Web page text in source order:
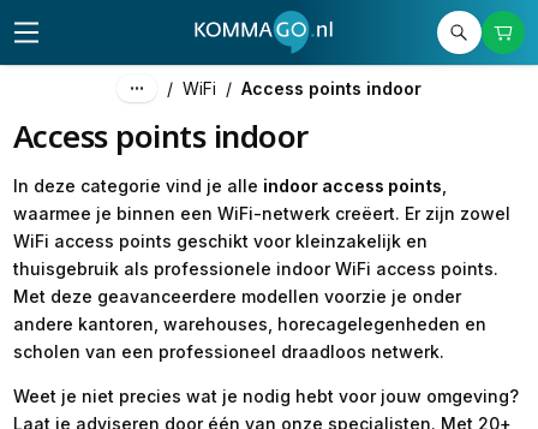
/ WiFi / Access points indoor
Access points indoor
In deze categorie vind je alle indoor access points
waarmee je binnen een WiFi-netwerk creëert. Er zijn zowel
WiFi access points geschikt voor kleinzakelijk en
thuisgebruik als professionele indoor WiFi access points.
Met deze geavanceerdere modellen voorzie je onder
andere kantoren, warehouses, horecagelegenheden en
scholen van een professioneel draadloos netwerk.
Weet je niet precies wat je nodig hebt voor jouw omgeving?
Laat je adviseren door één van onze specialisten. Met 20+